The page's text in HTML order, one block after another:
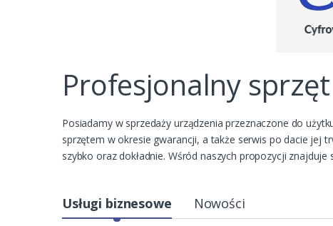
Profesjonalny
Posiadamy w sprzedaży urządzenia przeznaczone do
sprzętem w okresie gwarancji, a także serwis po dacie jej
szybko oraz dokładnie. Wśród naszych propozycji
Usługi biznesowe Nowości